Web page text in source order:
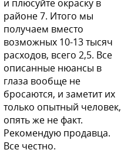
P26 - Orient Red
P26 - Orient Red
и плюсуйте окраску в
районе 7. Итого мы
получаем вместо
возможных 10-13 тысяч
расходов, всего 2,5. Все
описанные нюансы в
глаза вообще не
бросаются, и заметит их
только опытный человек,
опять же не факт.
Рекомендую продавца.
Все честно.